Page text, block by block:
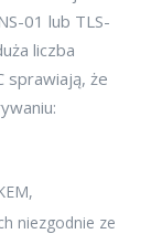
01 lub TLS-
liczba
sprawiają, że
niezgodnie ze